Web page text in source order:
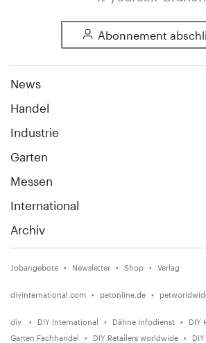
Abonnement
News
Handel
Industrie
Garten
Messen
International
Archiv
Jobangebote Newsletter Shop Verlag
diyinternational.com petonline.de
diy DIY International Dähne Infodienst
DIY
Garten Fachhandel
DIY Retailers worldwide